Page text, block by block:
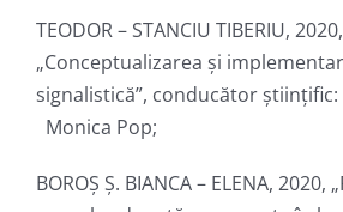
TEODOR – STANCIU TIBERIU, 2020,
„Conceptualizarea și
signalistică”, conducător
Monica Pop;
BOROȘ Ș. BIANCA – ELENA, 2020,